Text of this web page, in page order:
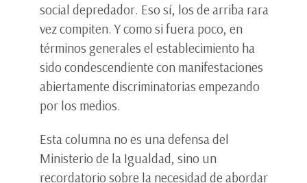
social depredador. Eso sí, los de arriba rara
vez compiten. Y como si fuera poco, en
términos generales el establecimiento ha
sido condescendiente con manifestaciones
abiertamente discriminatorias empezando
por los medios.
Esta columna no es una defensa del
Ministerio de la Igualdad, sino un
recordatorio sobre la necesidad de abordar